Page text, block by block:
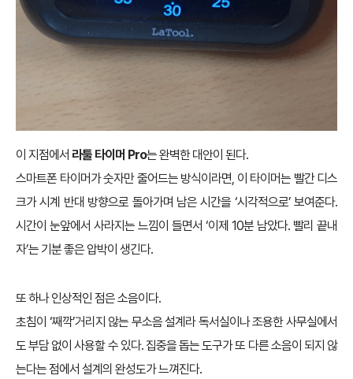
이 지점에서 라툴 타이머 Pro는 완벽한 대안이 된다.
스마트폰 타이머가 숫자만 줄어드는 방식이라면, 이 타이머는 빨간 디스
크가 시계 반대 방향으로 돌아가며 남은 시간을 ‘시각적으로’ 보여준다.
시간이 눈앞에서 사라지는 느낌이 들면서 ‘이제 10분 남았다. 빨리 끝내
자’는 기분 좋은 압박이 생긴다.
또 하나 인상적인 점은 소음이다.
초침이 ‘째깍’거리지 않는 무소음 설계라 독서실이나 조용한 사무실에서
도 부담 없이 사용할 수 있다. 집중을 돕는 도구가 또 다른 소음이 되지 않
는다는 점에서 설계의 완성도가 느껴진다.